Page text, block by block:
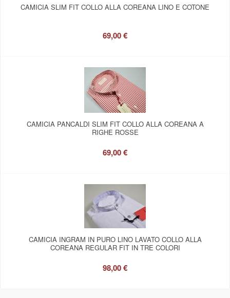
CAMICIA SLIM FIT COLLO ALLA COREANA LINO E COTONE
69,00 €
CAMICIA PANCALDI SLIM FIT COLLO ALLA COREANA A
RIGHE ROSSE
69,00 €
CAMICIA INGRAM IN PURO LINO LAVATO COLLO ALLA
COREANA REGULAR FIT IN TRE COLORI
98,00 €